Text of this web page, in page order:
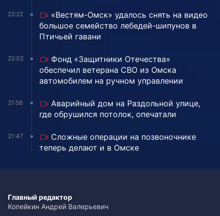
22:22
«Вестям-Омск» удалось снять на видео
большое семейство лебедей-шипунов в
Птичьей гавани
22:02
Фонд «Защитники Отечества»
обеспечил ветерана СВО из Омска
автомобилем на ручном управлении
21:56
Аварийный дом на Раздольной улице,
где обрушился потолок, опечатали
21:47
Сложные операции на позвоночнике
теперь делают и в Омске
Главный редактор
Копейкин Андрей Валерьевич